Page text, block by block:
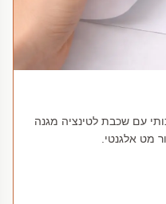
עם שכבת לטינציה מגנה
מט אלגנטי.